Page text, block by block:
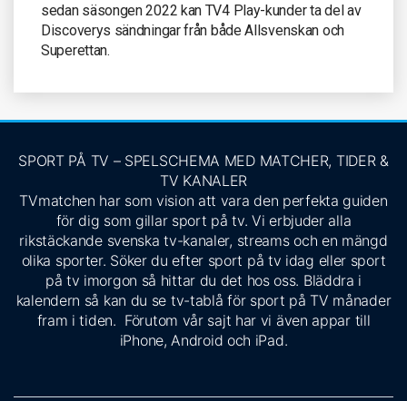
sedan säsongen 2022 kan TV4 Play-kunder ta del av
Discoverys sändningar från både Allsvenskan och
Superettan.
SPORT PÅ TV – SPELSCHEMA MED MATCHER, TIDER &
TV KANALER
TVmatchen har som vision att vara den perfekta guiden
för dig som gillar sport på tv. Vi erbjuder alla
rikstäckande svenska tv-kanaler, streams och en mängd
olika sporter. Söker du efter sport på tv idag eller sport
på tv imorgon så hittar du det hos oss. Bläddra i
kalendern så kan du se tv-tablå för sport på TV månader
fram i tiden. Förutom vår sajt har vi även appar till
iPhone, Android och iPad.